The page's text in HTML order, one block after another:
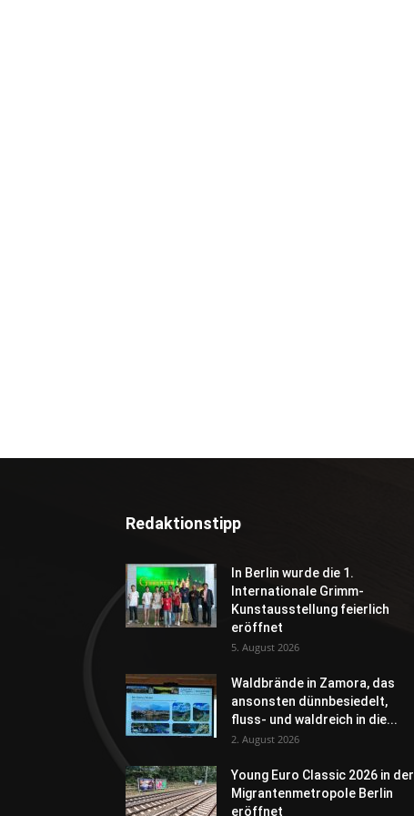
Redaktionstipp
In Berlin wurde die 1.
Internationale Grimm-
Kunstausstellung feierlich
eröffnet
5. August 2026
Waldbrände in Zamora, das
ansonsten dünnbesiedelt,
fluss- und waldreich in die...
2. August 2026
Young Euro Classic 2026 in der
Migrantenmetropole Berlin
eröffnet